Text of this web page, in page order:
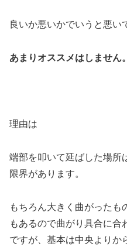
良いか悪いかでいうと悪い
あまりオススメはしません。
理由は
端部を叩いて延ばした場所
限界があります。
もちろん大きく曲がったも
もあるので曲がり具合に合
ですが、基本は中央よりか